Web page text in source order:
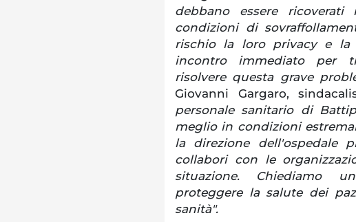
debbano essere
condizioni di
rischio la loro privacy e la
incontro immediato per
risolvere questa grave
Giovanni Gargaro,
personale sanitario di
meglio in condizioni
la direzione dell'ospedale
collabori con le
situazione. Chiediamo
proteggere la salute dei
sanità".